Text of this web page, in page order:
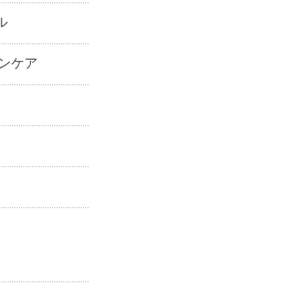
ケア